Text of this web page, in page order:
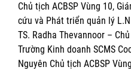
Chủ tịch ACBSP Vùng 10,
cứu và Phát triển quản lý
TS. Radha Thevannoor –
Trường Kinh doanh SCMS
Nguyên Chủ tịch ACBSP